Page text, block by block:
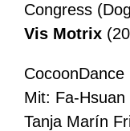
Congress
Vis Motrix
CocoonDance
Mit: Fa-
Tanja Marín